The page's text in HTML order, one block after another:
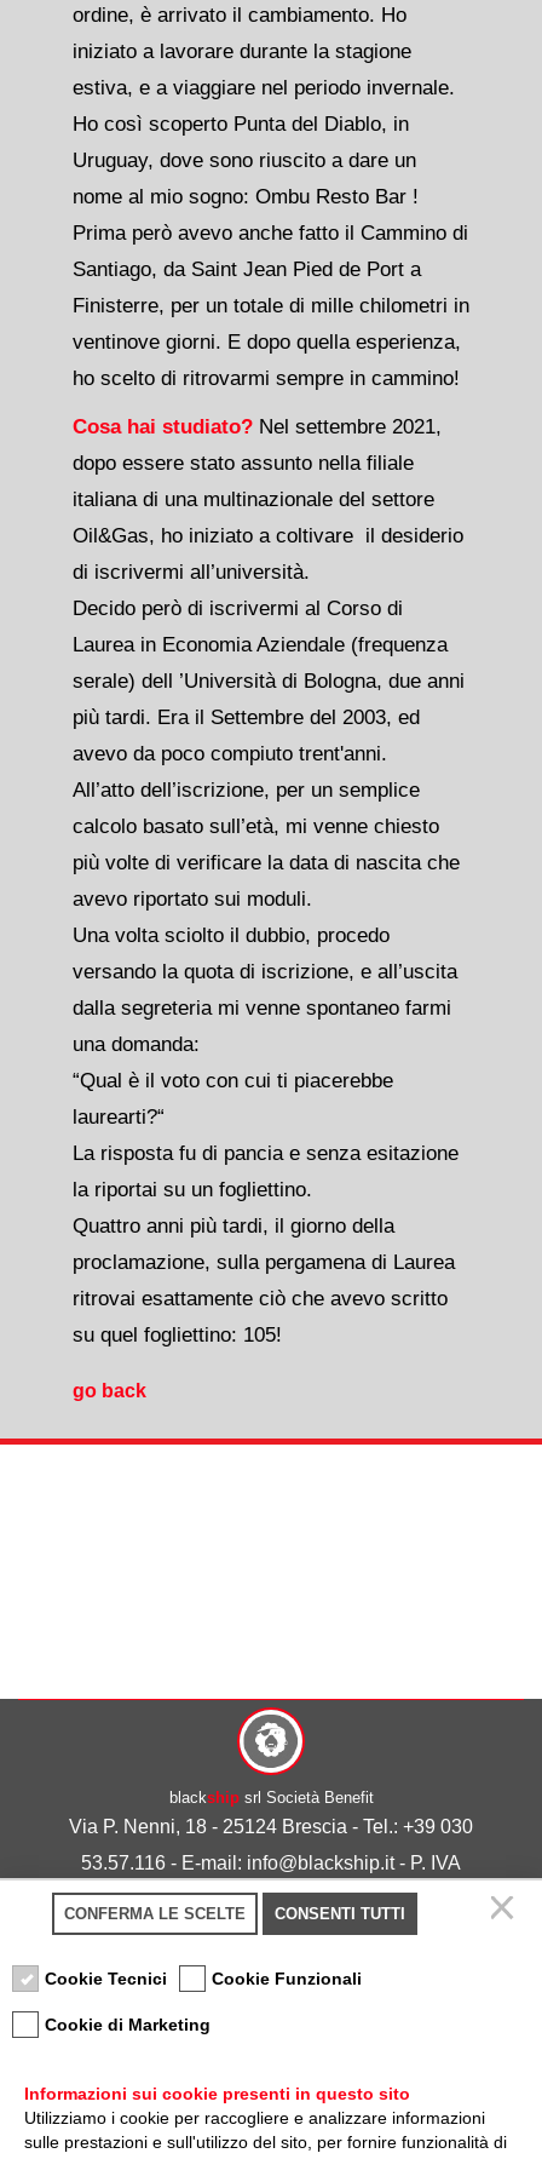
ordine, è arrivato il cambiamento. Ho
iniziato a lavorare durante la stagione
estiva, e a viaggiare nel periodo invernale.
Ho così scoperto Punta del Diablo, in
Uruguay, dove sono riuscito a dare un
nome al mio sogno: Ombu Resto Bar !
Prima però avevo anche fatto il Cammino di
Santiago, da Saint Jean Pied de Port a
Finisterre, per un totale di mille chilometri in
ventinove giorni. E dopo quella esperienza,
ho scelto di ritrovarmi sempre in cammino!
Cosa hai studiato?Nel settembre 2021,
dopo essere stato assunto nella filiale
italiana di una multinazionale del settore
Oil&Gas, ho iniziato a coltivare il desiderio
di iscrivermi all’università.
Decido però di iscrivermi al Corso di
Laurea in Economia Aziendale (frequenza
serale) dell ’Università di Bologna, due anni
più tardi. Era il Settembre del 2003, ed
avevo da poco compiuto trent'anni.
All’atto dell’iscrizione, per un semplice
calcolo basato sull’età, mi venne chiesto
più volte di verificare la data di nascita che
avevo riportato sui moduli.
Una volta sciolto il dubbio, procedo
versando la quota di iscrizione, e all’uscita
dalla segreteria mi venne spontaneo farmi
una domanda:
“Qual è il voto con cui ti piacerebbe
laurearti?“
La risposta fu di pancia e senza esitazione
la riportai su un fogliettino.
Quattro anni più tardi, il giorno della
proclamazione, sulla pergamena di Laurea
ritrovai esattamente ciò che avevo scritto
su quel fogliettino: 105!
go back
blackshipsrl Società Benefit
Via P. Nenni, 18 - 25124 Brescia - Tel.: +39 030
53.57.116 - E-mail: info@blackship.it - P. IVA
03492980986
Privacy policy-Cookie policy
CONFERMA LE SCELTE CONSENTI TUTTI
Cookie Tecnici Cookie Funzionali
Cookie di Marketing
Informazioni sui cookie presenti in questo sito
Utilizziamo i cookie per raccogliere e analizzare informazioni
sulle prestazioni e sull'utilizzo del sito, per fornire funzionalità di